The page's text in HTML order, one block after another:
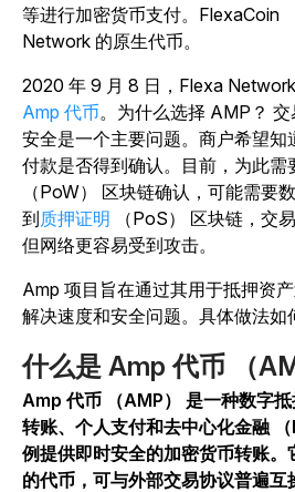
等进行加密货币支付。FlexaCoin
Network 的原生代币。
2020 年 9 月 8 日，Flexa
Amp 代币。为什么选择 AMP？
安全是一个主要问题。商户希望知
付款是否得到确认。目前， 为此需
（PoW） 区块链确认，可能需要数
到质押证明
（PoS） 区块链，交
但网络更容易受到攻击。
Amp 项目旨在通过其用于抵押资
解决速度和安全问题。具体做法如
什么是 Amp 代币 （
Amp 代币 （AMP） 是一种数字
转账、个人支付和去中心化金融
例提供即时安全的加密货币转账。
的代币，可与外部交易协议普遍互